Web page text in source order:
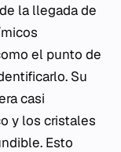
la llegada de
el punto de
Su
casi
y los cristales
Esto